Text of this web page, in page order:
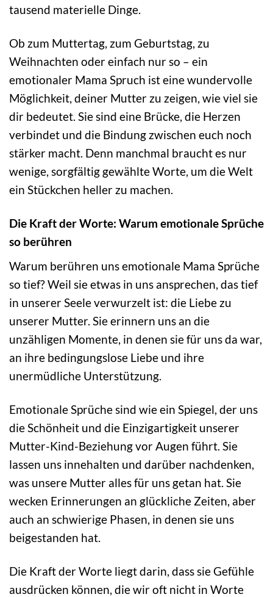
tausend materielle Dinge.
Ob zum Muttertag, zum Geburtstag, zu
Weihnachten oder einfach nur so – ein
emotionaler Mama Spruch ist eine wundervolle
Möglichkeit, deiner Mutter zu zeigen, wie viel sie
dir bedeutet. Sie sind eine Brücke, die Herzen
verbindet und die Bindung zwischen euch noch
stärker macht. Denn manchmal braucht es nur
wenige, sorgfältig gewählte Worte, um die Welt
ein Stückchen heller zu machen.
Die Kraft der Worte: Warum emotionale Sprüche
so berühren
Warum berühren uns emotionale Mama Sprüche
so tief? Weil sie etwas in uns ansprechen, das tief
in unserer Seele verwurzelt ist: die Liebe zu
unserer Mutter. Sie erinnern uns an die
unzähligen Momente, in denen sie für uns da war,
an ihre bedingungslose Liebe und ihre
unermüdliche Unterstützung.
Emotionale Sprüche sind wie ein Spiegel, der uns
die Schönheit und die Einzigartigkeit unserer
Mutter-Kind-Beziehung vor Augen führt. Sie
lassen uns innehalten und darüber nachdenken,
was unsere Mutter alles für uns getan hat. Sie
wecken Erinnerungen an glückliche Zeiten, aber
auch an schwierige Phasen, in denen sie uns
beigestanden hat.
Die Kraft der Worte liegt darin, dass sie Gefühle
ausdrücken können, die wir oft nicht in Worte